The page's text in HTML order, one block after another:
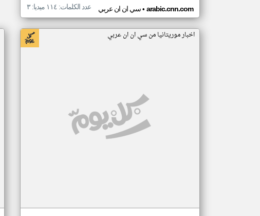
سي ان ان عربي• arabic.cnn.com عدد الكلمات: ١١٤ ميديا: ٣
اخبار موريتانيا من سي ان ان عربي